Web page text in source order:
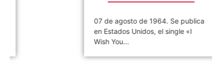
07 de agosto de 1964. Se publica
en Estados Unidos, el single «I